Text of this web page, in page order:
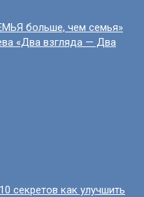
больше, чем семья»
«Два взгляда — Два
секретов как улучшить